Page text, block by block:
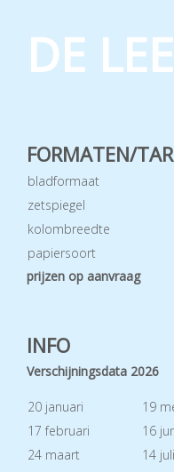
DE
FORMATEN/
bladformaat
zetspiegel
kolombreedte
papiersoort
prijzen op aanvraag
INFO
Verschijningsdata 2026
20 januari 19
17 februari
16
24 maart
14 juli